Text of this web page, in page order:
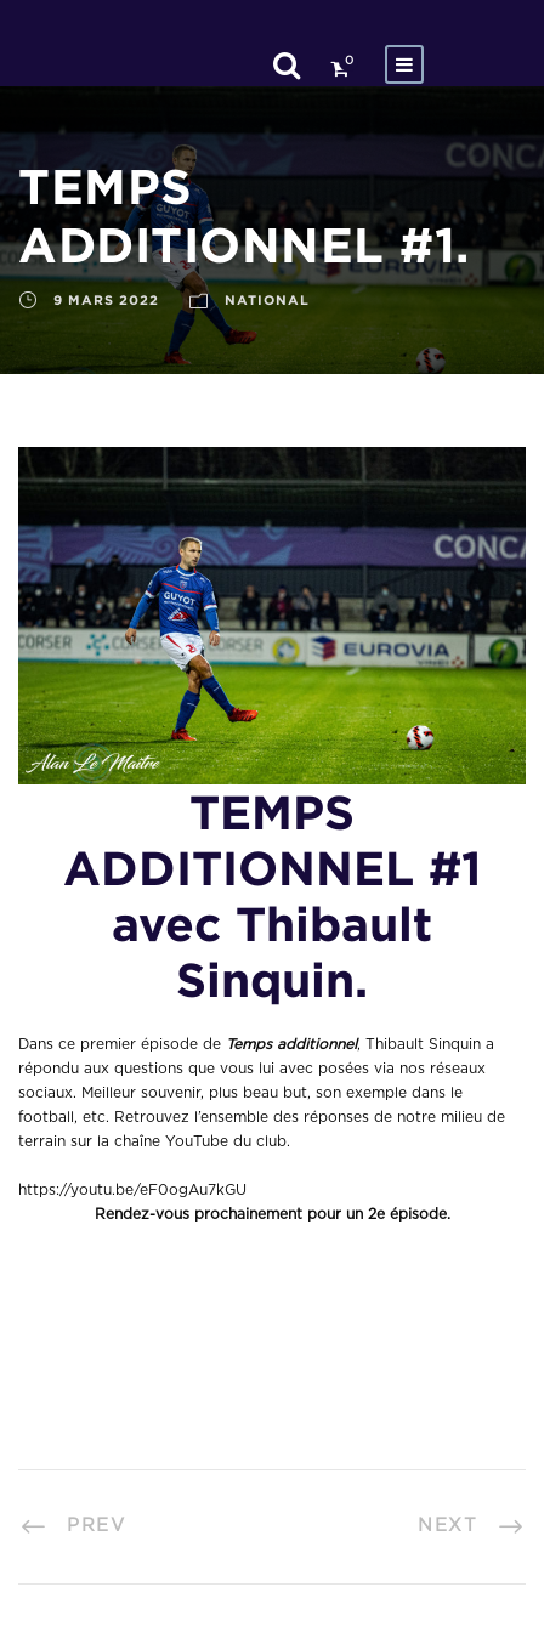
0
TEMPS
ADDITIONNEL #1.
9 MARS 2022 NATIONAL
TEMPS
ADDITIONNEL #1
avec Thibault
Sinquin.
Dans ce premier épisode de Temps additionnel, Thibault Sinquin a
répondu aux questions que vous lui avec posées via nos réseaux
sociaux. Meilleur souvenir, plus beau but, son exemple dans le
football, etc. Retrouvez l’ensemble des réponses de notre milieu de
terrain sur la chaîne YouTube du club.
https://youtu.be/eF0ogAu7kGU
Rendez-vous prochainement pour un 2e épisode.
PREV NEXT